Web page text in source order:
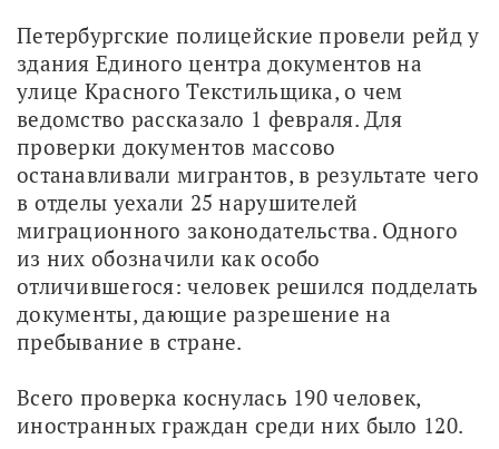
Петербургские полицейские провели рейд у
здания Единого центра документов на
улице Красного Текстильщика, о чем
ведомство рассказало 1 февраля. Для
проверки документов массово
останавливали мигрантов, в результате чего
в отделы уехали 25 нарушителей
миграционного законодательства. Одного
из них обозначили как особо
отличившегося: человек решился подделать
документы, дающие разрешение на
пребывание в стране.
Всего проверка коснулась 190 человек,
иностранных граждан среди них было 120.